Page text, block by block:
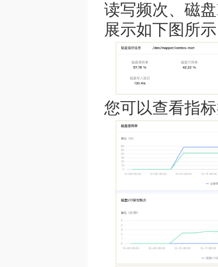
读写频次、磁
展示如下图所
您可以查看指